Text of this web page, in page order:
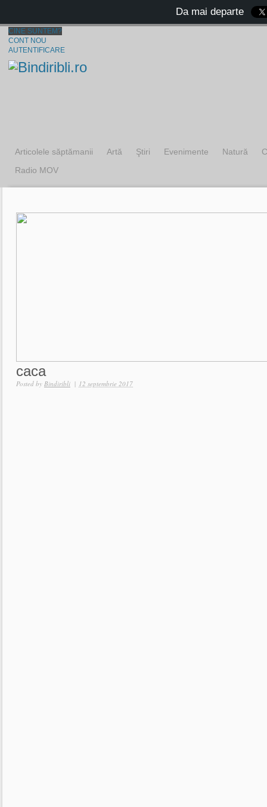
CINE SUNTEM?
CONT NOU
AUTENTIFICARE
Articolele săptămanii Artă Ştiri Evenimente Natură
Radio MOV
caca
Posted by Bindiribli | 12 septembrie 2017
Da mai departe